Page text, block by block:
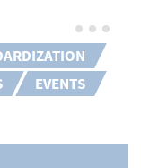
EVENTS